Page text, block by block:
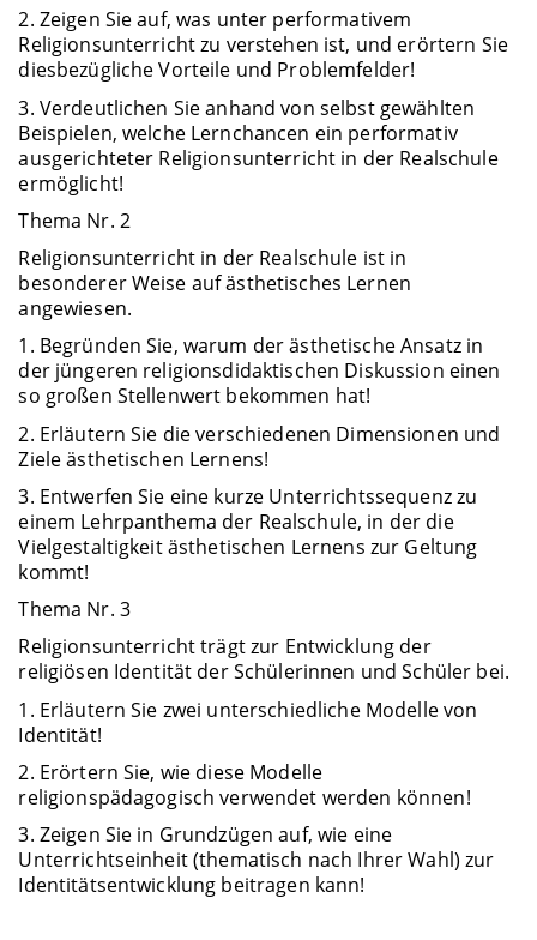
2. Zeigen Sie auf, was unter performativem
Religionsunterricht zu verstehen ist, und erörtern Sie
diesbezügliche Vorteile und Problemfelder!
3. Verdeutlichen Sie anhand von selbst gewählten
Beispielen, welche Lernchancen ein performativ
ausgerichteter Religionsunterricht in der Realschule
ermöglicht!
Thema Nr. 2
Religionsunterricht in der Realschule ist in
besonderer Weise auf ästhetisches Lernen
angewiesen.
1. Begründen Sie, warum der ästhetische Ansatz in
der jüngeren religionsdidaktischen Diskussion einen
so großen Stellenwert bekommen hat!
2. Erläutern Sie die verschiedenen Dimensionen und
Ziele ästhetischen Lernens!
3. Entwerfen Sie eine kurze Unterrichtssequenz zu
einem Lehrpanthema der Realschule, in der die
Vielgestaltigkeit ästhetischen Lernens zur Geltung
kommt!
Thema Nr. 3
Religionsunterricht trägt zur Entwicklung der
religiösen Identität der Schülerinnen und Schüler bei.
1. Erläutern Sie zwei unterschiedliche Modelle von
Identität!
2. Erörtern Sie, wie diese Modelle
religionspädagogisch verwendet werden können!
3. Zeigen Sie in Grundzügen auf, wie eine
Unterrichtseinheit (thematisch nach Ihrer Wahl) zur
Identitätsentwicklung beitragen kann!